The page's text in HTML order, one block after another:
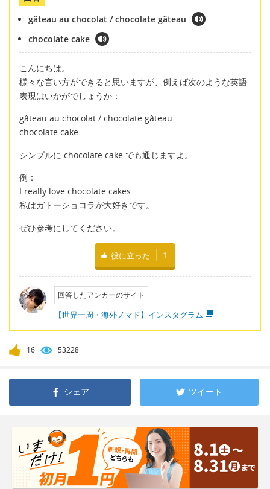
gâteau au chocolat / chocolate gâteau
chocolate cake
こんにちは。
様々な言い方ができると思いますが、例えば次のような英語
表現はいかがでしょうか：
gâteau au chocolat / chocolate gâteau
chocolate cake
シンプルに chocolate cake でも通じますよ。
例：
I really love chocolate cakes.
私はガトーショコラが大好きです。
ぜひ参考にしてください。
役に立った 1
回答したアンカーのサイト
【世界一周・海外ノマド】インスタグラム
16 53228
シェア ツイート